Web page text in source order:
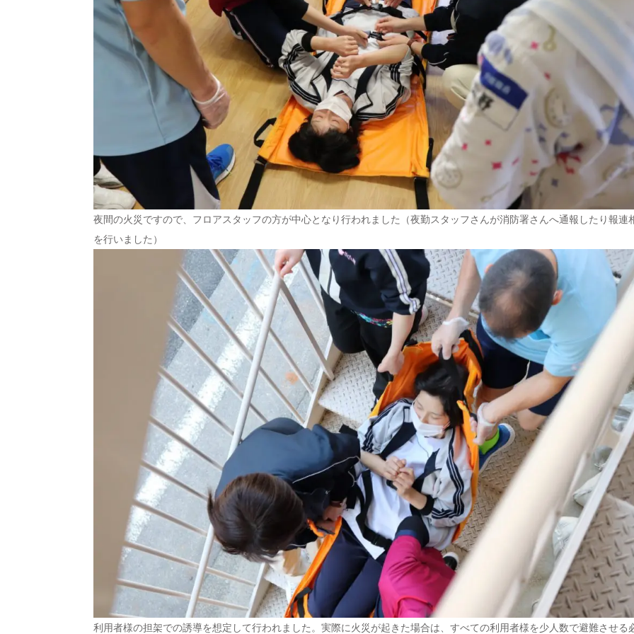
夜間の火災ですので、フロアスタッフの方が中心となり行われました（夜勤スタッフさんが消防署さんへ通報したり報連
を行いました）
利用者様の担架での誘導を想定して行われました。実際に火災が起きた場合は、すべての利用者様を少人数で避難させる